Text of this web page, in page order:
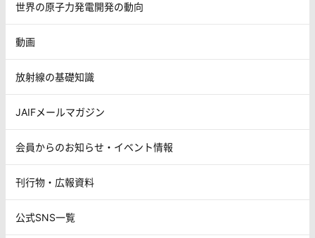
世界の原子力発電開発の動向
動画
放射線の基礎知識
JAIFメールマガジン
会員からのお知らせ・イベント情報
刊行物・広報資料
公式SNS一覧